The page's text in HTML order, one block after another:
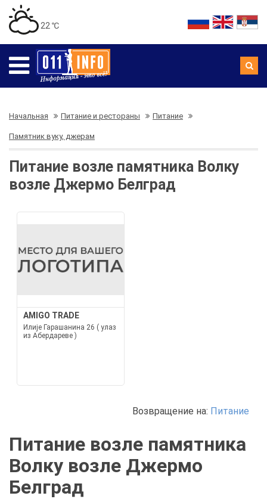
22 ℃
Начальная Питание и рестораны Питание
Памятник вуку, джерам
Питание возле памятника Волку
возле Джермо Белград
AMIGO TRADE
Илије Гарашанина 26 ( улаз
из Абердареве )
Возвращение на: Питание
Питание возле памятника
Волку возле Джермо
Белград